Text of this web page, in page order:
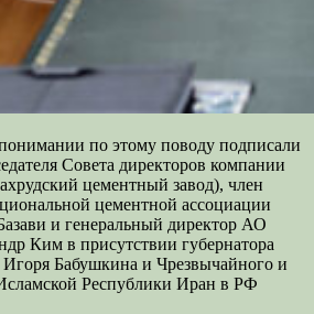
по этому поводу подписали
Совета директоров компании
цементный завод), член
цементной ассоциации
и генеральный директор АО
Ким в присутствии губернатора
Игоря Бабушкина и Чрезвычайного и
Республики Иран в РФ